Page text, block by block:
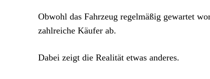
Obwohl das Fahrzeug regelmäßig gewartet
zahlreiche Käufer ab.
Dabei zeigt die Realität etwas anderes.